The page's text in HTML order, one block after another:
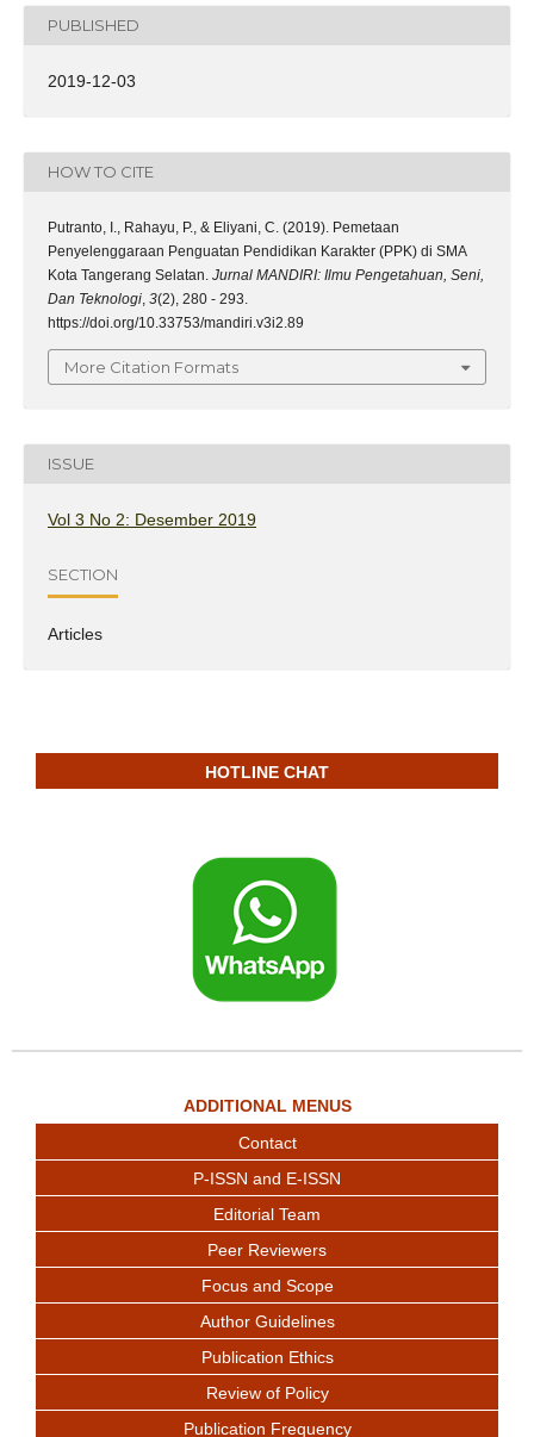
PUBLISHED
2019-12-03
HOW TO CITE
Putranto, I., Rahayu, P., & Eliyani, C. (2019). Pemetaan
Penyelenggaraan Penguatan Pendidikan Karakter (PPK) di SMA
Kota Tangerang Selatan. Jurnal MANDIRI: Ilmu Pengetahuan, Seni,
Dan Teknologi 3(2), 280 - 293.
https://doi.org/10.33753/mandiri.v3i2.89
More Citation Formats
ISSUE
Vol 3 No 2: Desember 2019
SECTION
Articles
HOTLINE CHAT
ADDITIONAL MENUS
Contact
P-ISSN and E-ISSN
Editorial Team
Peer Reviewers
Focus and Scope
Author Guidelines
Publication Ethics
Review of Policy
Publication Frequency